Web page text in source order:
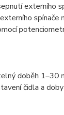
externího
spínače
doběh 1–30
čidla a